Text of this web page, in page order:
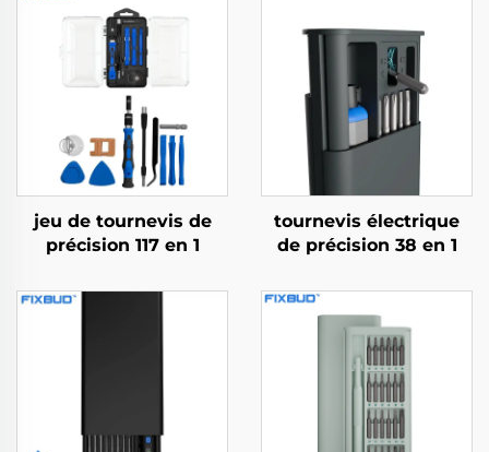
jeu de tournevis de
précision 117 en 1
tournevis électrique
de précision 38 en 1